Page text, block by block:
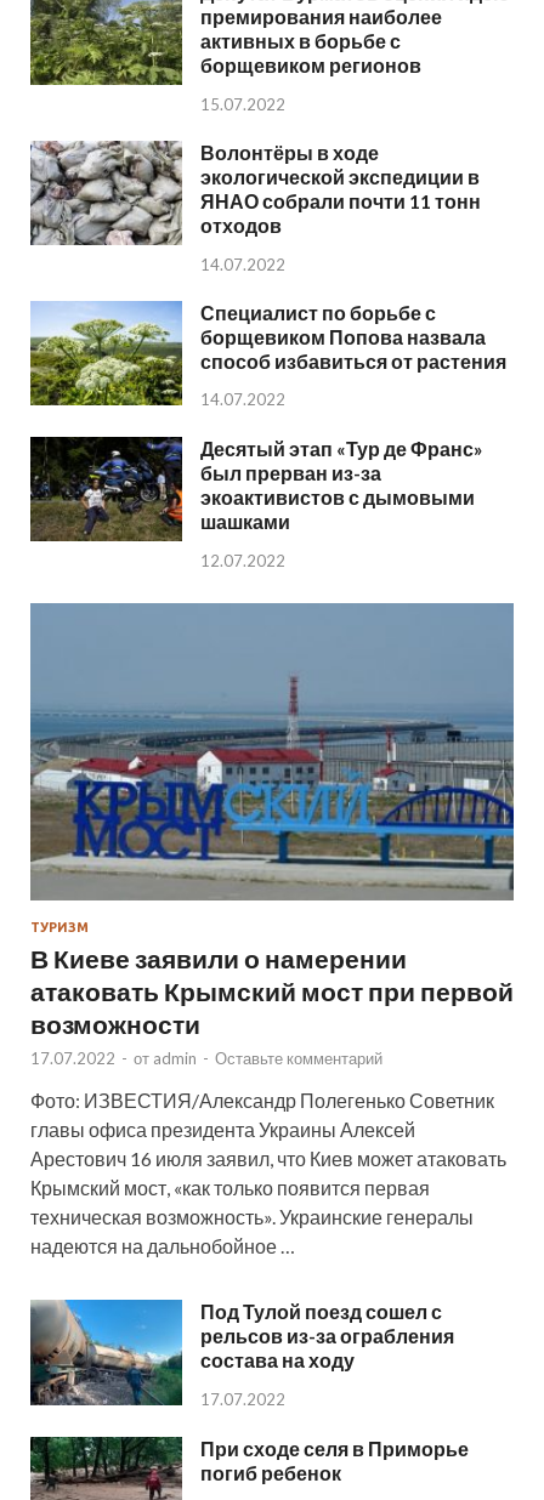
премирования наиболее
активных в борьбе с
борщевиком регионов
15.07.2022
Волонтёры в ходе
экологической экспедиции в
ЯНАО собрали почти 11 тонн
отходов
14.07.2022
Специалист по борьбе с
борщевиком Попова назвала
способ избавиться от растения
14.07.2022
Десятый этап «Тур де Франс»
был прерван из-за
экоактивистов с дымовыми
шашками
12.07.2022
ТУРИЗМ
В Киеве заявили о намерении
атаковать Крымский мост при первой
возможности
17.07.2022 - от admin - Оставьте комментарий
Фото: ИЗВЕСТИЯ/Александр Полегенько Советник
главы офиса президента Украины Алексей
Арестович 16 июля заявил, что Киев может атаковать
Крымский мост, «как только появится первая
техническая возможность». Украинские генералы
надеются на дальнобойное …
Под Тулой поезд сошел с
рельсов из-за ограбления
состава на ходу
17.07.2022
При сходе селя в Приморье
погиб ребенок